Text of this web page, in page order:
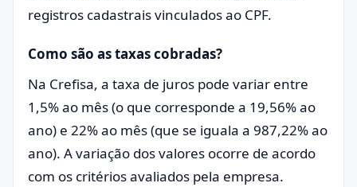
registros cadastrais vinculados ao CPF.
Como são as taxas cobradas?
Na Crefisa, a taxa de juros pode variar entre
1,5% ao mês (o que corresponde a 19,56% ao
ano) e 22% ao mês (que se iguala a 987,22% ao
ano). A variação dos valores ocorre de acordo
com os critérios avaliados pela empresa.